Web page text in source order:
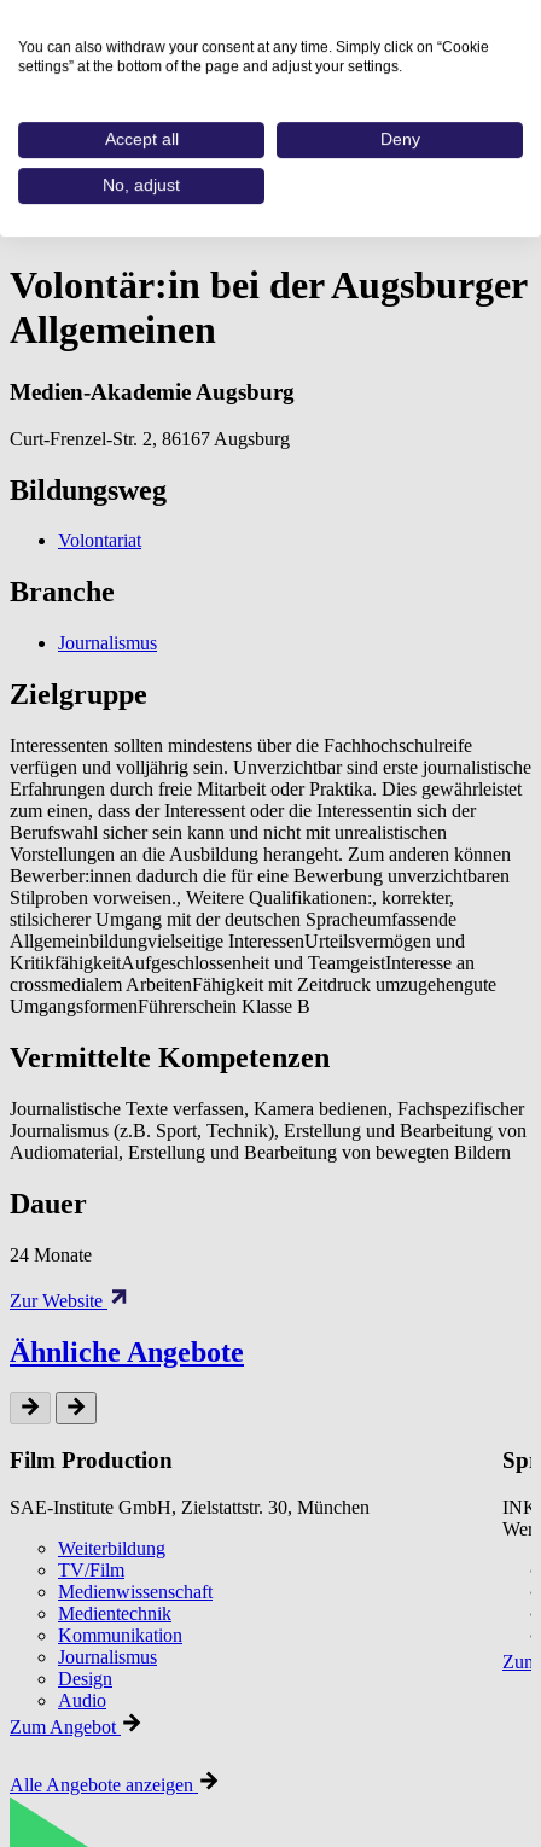
Home
Aus- und Weiterbildungen
Volontär:in bei der Augsburger
Allgemeinen
Medien-Akademie Augsburg
Curt-Frenzel-Str. 2, 86167 Augsburg
Bildungsweg
Volontariat
Branche
Journalismus
Zielgruppe
Interessenten sollten mindestens über die Fachhochschulreife
verfügen und volljährig sein. Unverzichtbar sind erste journalistische
Erfahrungen durch freie Mitarbeit oder Praktika. Dies gewährleistet
zum einen, dass der Interessent oder die Interessentin sich der
Berufswahl sicher sein kann und nicht mit unrealistischen
Vorstellungen an die Ausbildung herangeht. Zum anderen können
Bewerber:innen dadurch die für eine Bewerbung unverzichtbaren
Stilproben vorweisen., Weitere Qualifikationen:, korrekter,
stilsicherer Umgang mit der deutschen Spracheumfassende
Allgemeinbildungvielseitige InteressenUrteilsvermögen und
KritikfähigkeitAufgeschlossenheit und TeamgeistInteresse an
crossmedialem ArbeitenFähigkeit mit Zeitdruck umzugehengute
UmgangsformenFührerschein Klasse B
Vermittelte Kompetenzen
Journalistische Texte verfassen, Kamera bedienen, Fachspezifischer
Journalismus (z.B. Sport, Technik), Erstellung und Bearbeitung von
Audiomaterial, Erstellung und Bearbeitung von bewegten Bildern
Dauer
24 Monate
Zur Website
Ähnliche Angebote
Film Production
SAE-Institute GmbH, Zielstattstr. 30, München
Weiterbildung
TV/Film
Medienwissenschaft
Medientechnik
Kommunikation
Journalismus
Design
Audio
Zum Angebot
Alle Angebote anzeigen
You can also withdraw your consent at any time. Simply click on “Cookie
settings” at the bottom of the page and adjust your settings.
Accept all Deny
No, adjust